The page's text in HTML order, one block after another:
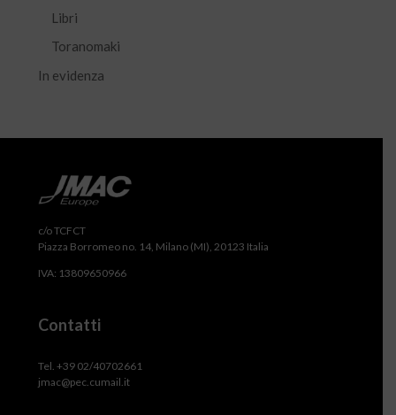
Libri
Toranomaki
In evidenza
c/o TCFCT
Piazza Borromeo no. 14, Milano (MI), 20123 Italia
IVA: 13809650966
Contatti
Tel. +39 02/40702661
jmac@pec.cumail.it